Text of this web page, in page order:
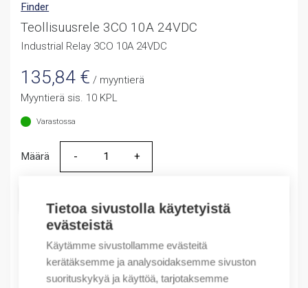
Tietoa sivustolla käytetyistä
evästeistä
Käytämme sivustollamme evästeitä
kerätäksemme ja analysoidaksemme sivuston
suorituskykyä ja käyttöä, tarjotaksemme
Finder
Teollisuusrele 3CO 10A 24VDC
Industrial Relay 3CO 10A 24VDC
135,84 € / myyntierä
Myyntierä sis. 10 KPL
Varastossa
Määrä
Määrä
Tuotekoodit